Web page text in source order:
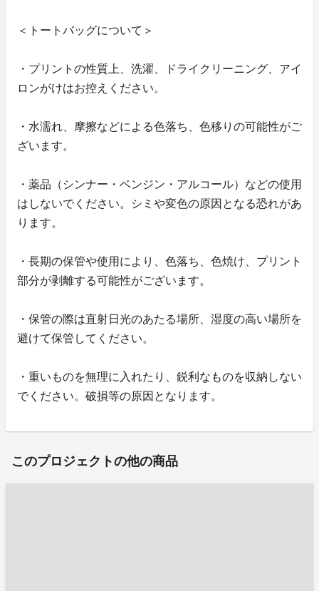
＜トートバッグについて＞
・プリントの性質上、洗濯、ドライクリーニング、アイ
ロンがけはお控えください。
・水濡れ、摩擦などによる色落ち、色移りの可能性がご
ざいます。
・薬品（シンナー・ベンジン・アルコール）などの使用
はしないでください。シミや変色の原因となる恐れがあ
ります。
・長期の保管や使用により、色落ち、色焼け、プリント
部分が剥離する可能性がございます。
・保管の際は直射日光のあたる場所、湿度の高い場所を
避けて保管してください。
・重いものを無理に入れたり、鋭利なものを収納しない
でください。破損等の原因となります。
このプロジェクトの他の商品